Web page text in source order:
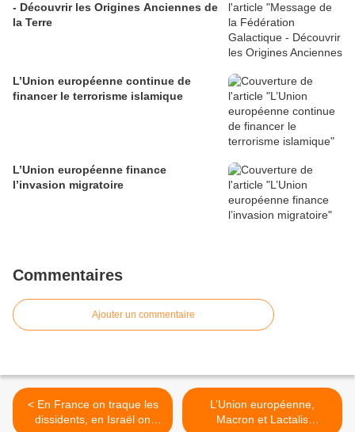
- Découvrir les Origines Anciennes de
la Terre
L’Union européenne continue de
financer le terrorisme islamique
L’Union européenne finance
l’invasion migratoire
Commentaires
Ajouter un commentaire
< En France on traque les
dissidents, en Israël on
L’Union européenne,
Macron et Lactalis